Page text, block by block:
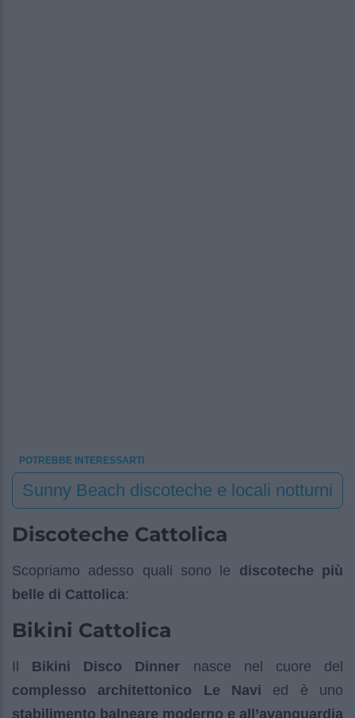
POTREBBE INTERESSARTI
Sunny Beach discoteche e locali notturni
Discoteche Cattolica
Scopriamo adesso quali sono le discoteche più
belle di Cattolica:
Bikini Cattolica
Il Bikini Disco Dinner nasce nel cuore del
complesso architettonico Le Navi ed è uno
stabilimento balneare moderno e all’avanguardia